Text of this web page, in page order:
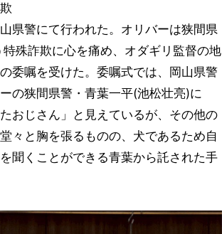
県警にて行われた。オリバーは狭間県
殊詐欺に心を痛め、オダギリ監督の地
委嘱を受けた。委嘱式では、岡山県警
の狭間県警・青葉一平(池松壮亮)に
おじさん」と見えているが、その他の
々と胸を張るものの、犬であるため自
聞くことができる青葉から託された手